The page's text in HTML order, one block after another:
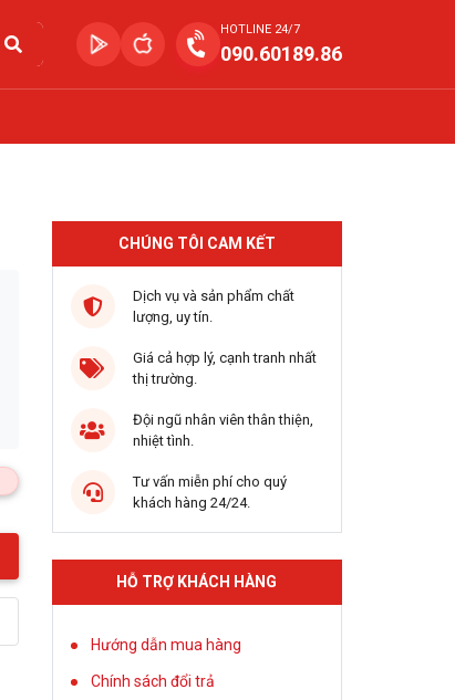
HOTLINE 24/7
090.60189.86
CHÚNG TÔI CAM KẾT
Dịch vụ và sản phẩm chất
lượng, uy tín.
Giá cả hợp lý, cạnh tranh nhất
thị trường.
Đội ngũ nhân viên thân thiện,
nhiệt tình.
Tư vấn miễn phí cho quý
khách hàng 24/24.
HỖ TRỢ KHÁCH HÀNG
Hướng dẫn mua hàng
Chính sách đổi trả